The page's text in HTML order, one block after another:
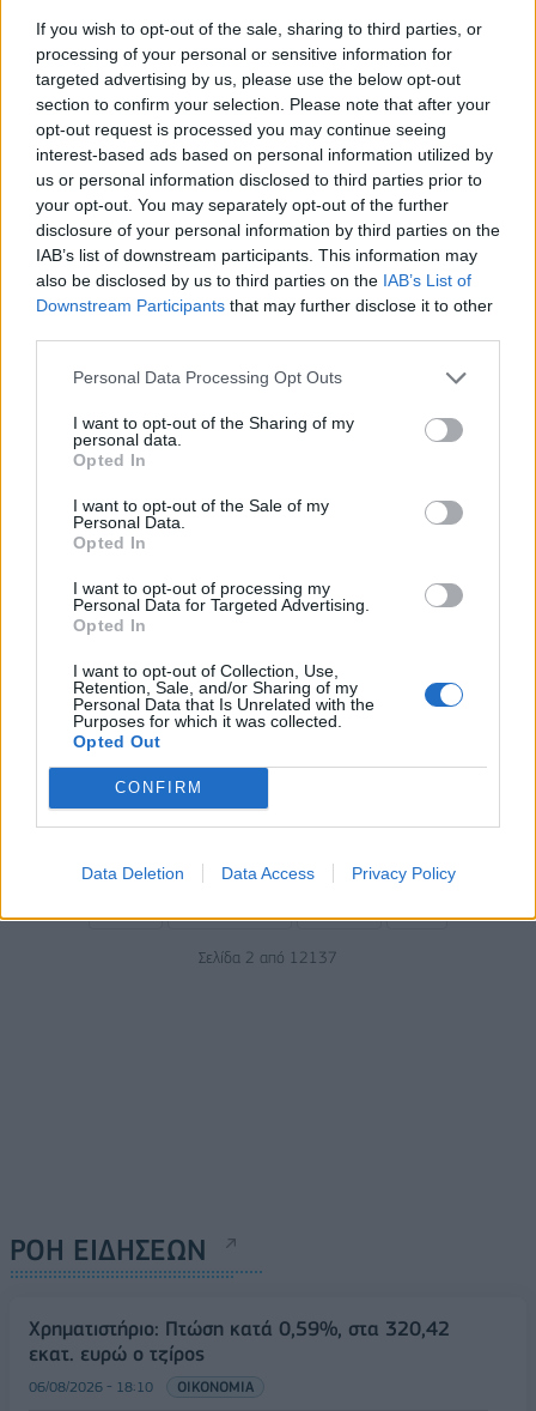
If you wish to opt-out of the sale, sharing to third parties, or
processing of your personal or sensitive information for
targeted advertising by us, please use the below opt-out
section to confirm your selection. Please note that after your
opt-out request is processed you may continue seeing
interest-based ads based on personal information utilized by
us or personal information disclosed to third parties prior to
your opt-out. You may separately opt-out of the further
disclosure of your personal information by third parties on the
IAB’s list of downstream participants. This information may
also be disclosed by us to third parties on the IAB’s List of
Downstream Participants that may further disclose it to other
Personal Data Processing Opt Outs
I want to opt-out of the Sharing of my
personal data.
Opted In
I want to opt-out of the Sale of my
Personal Data.
Opted In
I want to opt-out of processing my
Personal Data for Targeted Advertising.
Opted In
I want to opt-out of Collection, Use,
Retention, Sale, and/or Sharing of my
Personal Data that Is Unrelated with the
Purposes for which it was collected.
Opted Out
CONFIRM
Data Deletion Data Access Privacy Policy
05/08/2026 - 15:13
ΟΙΚΟΝΟΜΙΑ
Εξωδικαστικός Μηχανισμός:
Άνω των 20 δισ. ευρώ οι
ρυθμίσεις οφειλών από την
έναρξη λειτουργίας της
πλατφόρμας
05/08/2026 - 14:46
ΠΟΛΙΤΙΚΗ
Κ. Μητσοτάκης: Επιτάχυνση της
αποκατάστασης στις
πυρόπληκτες περιοχές
ΚΟΣΜΟΣ
αεροσκάφος ουκρανικής
εταιρείας
ΟΙΚΟΝΟΜΙΑ
Γ. Χατζηθεοδοσίου: Οι πολίτες
αγαθών λόγω της ακρίβειας
05/08/2026 - 13:59
Σελίδα 2 από 12137
ΡΟΗ ΕΙΔΗΣΕΩΝ
Χρηματιστήριο: Πτώση κατά 0,59%, στα 320,42
εκατ. ευρώ ο τζίρος
06/08/2026 - 18:10 ΟΙΚΟΝΟΜΙΑ